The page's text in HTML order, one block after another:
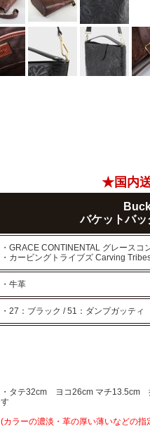
★国内
バケットバ
・GRACE CONTINENTAL グレースコ
・カービングトライブズ Carving
・牛革
・27：ブラック / 51：ダンプガッティ
・タテ32cm ヨコ26cm マチ
す
(カラーの濃淡・革の厚い薄いなどの